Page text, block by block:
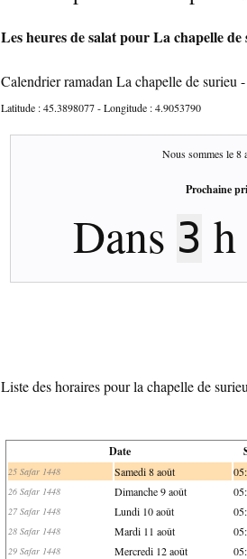
Les heures de salat pour La chapelle de
Calendrier ramadan La chapelle de surieu
Latitude :45.3898077- Longitude :4.9053790
Nous sommes le8
Prochaine
Dans 3 h
Liste des horaires pour la chapelle de surieu
Date
25 Safar 1448 Samedi 8 août
26 Safar 1448 Dimanche 9 août
27 Safar 1448 Lundi 10 août
28 Safar 1448 Mardi 11 août
29 Safar 1448 Mercredi 12 août